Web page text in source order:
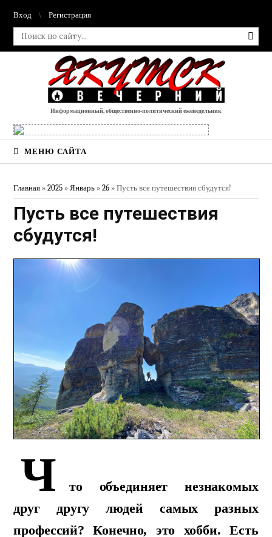
Вход Регистрация
Информационный, общественно-политический еженедельник
МЕНЮ САЙТА
Главная »2025 » Январь » 26 » Пусть все путешествия сбудутся!
Пусть все путешествия
сбудутся!
Ч
то объединяет незнакомых
друг другу людей самых разных
профессий? Конечно, это хобби. Есть